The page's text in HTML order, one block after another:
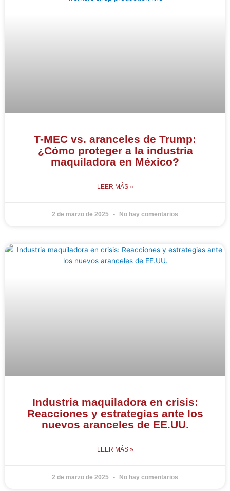
T-MEC vs. aranceles de Trump:
¿Cómo proteger a la industria
maquiladora en México?
LEER MÁS »
2 de marzo de 2025 No hay comentarios
Industria maquiladora en crisis:
Reacciones y estrategias ante los
nuevos aranceles de EE.UU.
LEER MÁS »
2 de marzo de 2025 No hay comentarios